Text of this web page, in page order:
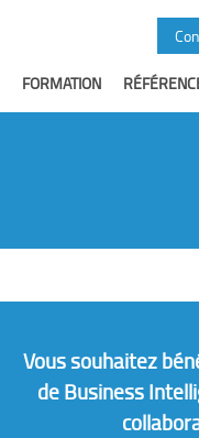
FORMATION
Vous souhaitez
de Business